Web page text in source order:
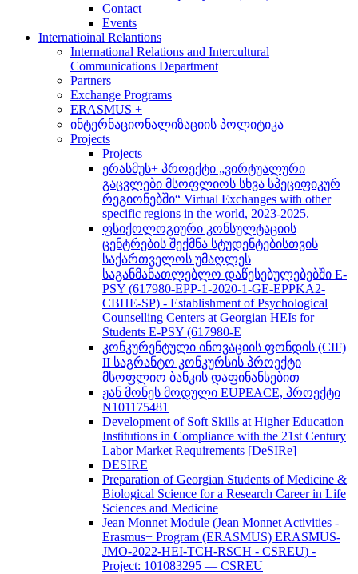
Contact
Events
Internatioinal Relantions
International Relations and Intercultural
Communications Department
Partners
Exchange Programs
ERASMUS +
ინტერნაციონალიზაციის პოლიტიკა
Projects
Projects
ერასმუს+ პროექტი „ვირტუალური
გაცვლები მსოფლიოს სხვა სპეციფიკურ
რეგიონებში“ Virtual Exchanges with other
specific regions in the world, 2023-2025.
ფსიქოლოგიური კონსულტაციის
ცენტრების შექმნა სტუდენტებისთვის
საქართველოს უმაღლეს
საგანმანათლებლო დაწესებულებებში E-
PSY (617980-EPP-1-2020-1-GE-EPPKA2-
CBHE-SP) - Establishment of Psychological
Counselling Centers at Georgian HEIs for
Students E-PSY (617980-E
კონკურენტული ინოვაციის ფონდის (CIF)
II საგრანტო კონკურსის პროექტი
მსოფლიო ბანკის დაფინანსებით
ჟან მონეს მოდული EUPEACE, პროექტი
N101175481
Development of Soft Skills at Higher Education
Institutions in Compliance with the 21st Century
Labor Market Requirements [DeSIRe]
DESIRE
Preparation of Georgian Students of Medicine &
Biological Science for a Research Career in Life
Sciences and Medicine
Jean Monnet Module (Jean Monnet Activities -
Erasmus+ Program (ERASMUS) ERASMUS-
JMO-2022-HEI-TCH-RSCH - CSREU) -
Project: 101083295 — CSREU